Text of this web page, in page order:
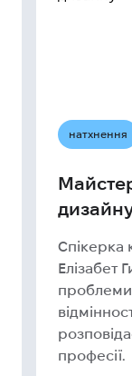
натхнення
Спікерка
Елізабет
проблеми
професії.